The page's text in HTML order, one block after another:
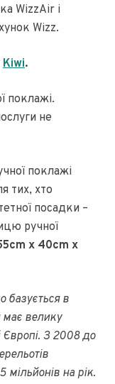
WizzAir і
Wizz.
Kiwi.
поклажі.
не
поклажі
тих, хто
посадки –
ручної
x 40cm x
базується в
має велику
Європі. З 2008 до
мільйонів на рік.